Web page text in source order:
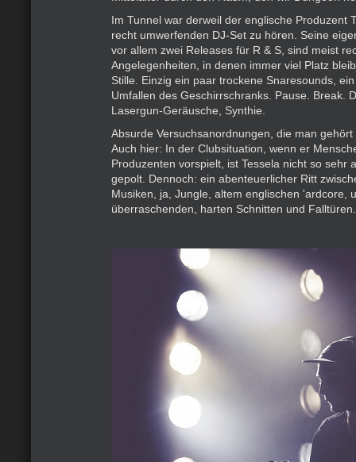
Im Tunnel war derweil der englische Produzent
recht umwerfenden DJ-Set zu hören. Seine
vor allem zwei Releases für R & S, sind meist
Angelegenheiten, in denen immer viel Platz
Stille. Einzig ein paar trockene Snaresounds,
Umfallen des Geschirrschranks. Pause. Break.
Lasergun-Geräusche, Synthie.
Absurde Versuchsanordnungen, die man
Auch hier: In der Clubsituation, wenn er
Produzenten vorspielt, ist Tessela nicht so sehr
gepolt. Dennoch: ein abenteuerlicher Ritt
Musiken, ja, Jungle, altem englischen 'ardcore,
überraschenden, harten Schnitten und Falltüren.